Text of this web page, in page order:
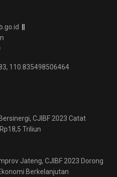
110.835498506464
CJIBF 2023 Catat
Triliun
Jateng, CJIBF 2023 Dorong
Berkelanjutan